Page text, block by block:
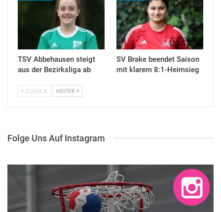
TSV Abbehausen steigt
aus der Bezirksliga ab
SV Brake beendet Saison
mit klarem 8:1-Heimsieg
ZURÜCK WEITER
Folge Uns Auf Instagram